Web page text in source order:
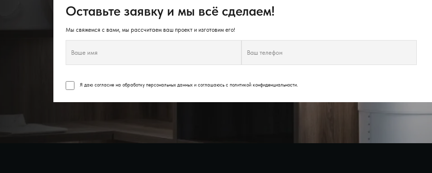
Оставьте заявку и мы всё сделаем!
Мы свяжемся с вами, мы рассчитаем ваш проект и изготовим его!
Я даю согласие на обработку персональных данных и соглашаюсь сполитикой конфиденциальности.